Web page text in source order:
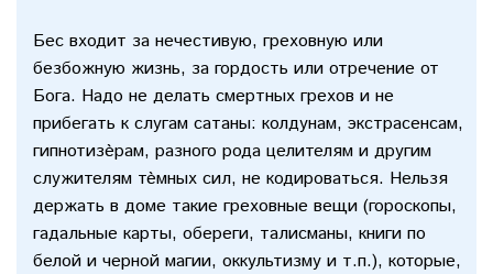
Бес входит за нечестивую, греховную или
безбожную жизнь, за гордость или отречение от
Бога. Надо не делать смертных грехов и не
прибегать к слугам сатаны: колдунам, экстрасенсам,
гипнотизѐрам, разного рода целителям и другим
служителям тѐмных сил, не кодироваться. Нельзя
держать в доме такие греховные вещи (гороскопы,
гадальные карты, обереги, талисманы, книги по
белой и черной магии, оккультизму и т.п.), которые,